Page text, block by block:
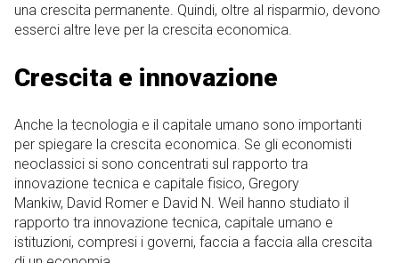
una crescita permanente. Quindi, oltre al risparmio, devono
esserci altre leve per la crescita economica.
Crescita e innovazione
Anche la tecnologia e il capitale umano sono importanti
per spiegare la crescita economica. Se gli economisti
neoclassici si sono concentrati sul rapporto tra
innovazione tecnica e capitale fisico, Gregory
Mankiw, David Romer e David N. Weil hanno studiato il
rapporto tra innovazione tecnica, capitale umano e
istituzioni, compresi i governi, faccia a faccia alla crescita